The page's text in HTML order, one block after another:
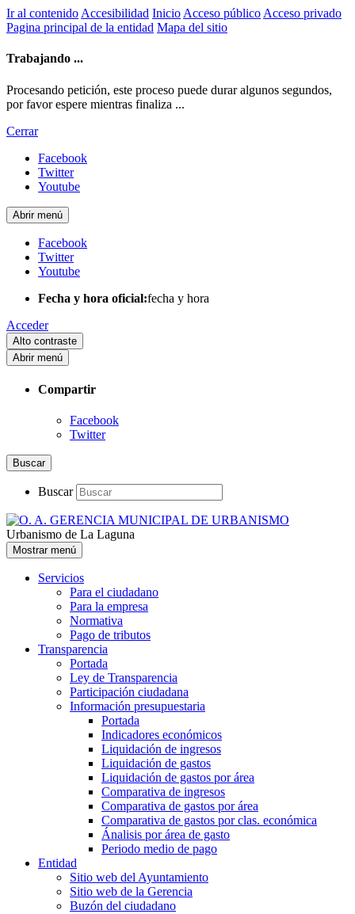
Ir al contenido Accesibilidad Inicio Acceso público Acceso privado
Pagina principal de la entidad Mapa del sitio
Trabajando ...
Procesando petición, este proceso puede durar algunos segundos,
por favor espere mientras finaliza ...
Cerrar
Facebook
Twitter
Youtube
Abrir menú
Facebook
Twitter
Youtube
Fecha y hora oficial:fecha y hora
Acceder
Alto contraste
Abrir menú
Compartir
Facebook
Twitter
Buscar
Buscar
Urbanismo de La Laguna
Mostrar menú
Servicios
Para el ciudadano
Para la empresa
Normativa
Pago de tributos
Transparencia
Portada
Ley de Transparencia
Participación ciudadana
Información presupuestaria
Portada
Indicadores económicos
Liquidación de ingresos
Liquidación de gastos
Liquidación de gastos por área
Comparativa de ingresos
Comparativa de gastos por área
Comparativa de gastos por clas. económica
Ánalisis por área de gasto
Periodo medio de pago
Entidad
Sitio web del Ayuntamiento
Sitio web de la Gerencia
Buzón del ciudadano